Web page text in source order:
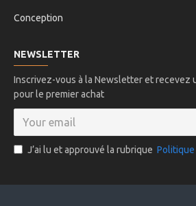
Conception
NEWSLETTER
Inscrivez-vous à la Newsletter et recevez
pour le premier achat
J’ai lu et approuvé la rubrique